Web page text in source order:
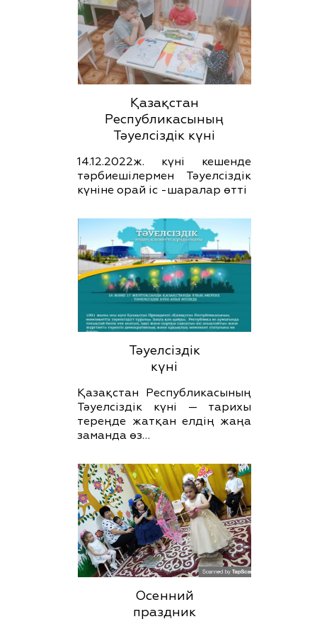
Қазақстан
Республикасының
Тәуелсіздік күні
14.12.2022ж. күні кешенде
тәрбиешілермен Тәуелсіздік
күніне орай іс -шаралар өтті
Тәуелсіздік
күні
Қазақстан Республикасының
Тәуелсіздік күні — тарихы
тереңде жатқан елдің жаңа
заманда өз…
Осенний
праздник